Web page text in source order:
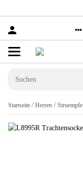
Startseite Herren Struempfe